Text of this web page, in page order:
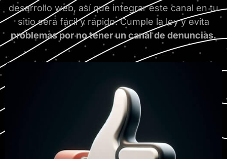
desarrollo web, así que integrar este canal en tu
sitio será fácil y rápido. Cumple la ley y evita
problemas por no tener un canal de denuncias.